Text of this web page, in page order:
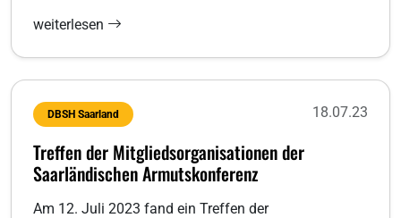
weiterlesen
DBSH Saarland 18.07.23
Treffen der Mitgliedsorganisationen der
Saarländischen Armutskonferenz
Am 12. Juli 2023 fand ein Treffen der